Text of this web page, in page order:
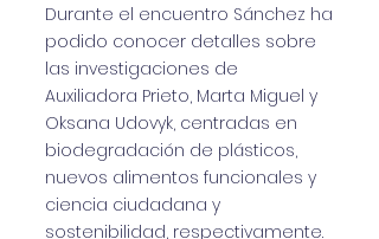
Durante el encuentro Sánchez ha
podido conocer detalles sobre
las investigaciones de
Auxiliadora Prieto, Marta Miguel y
Oksana Udovyk, centradas en
biodegradación de plásticos,
nuevos alimentos funcionales y
ciencia ciudadana y
sostenibilidad, respectivamente.